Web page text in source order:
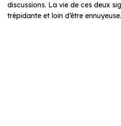
discussions. La vie de ces deux
trépidante et loin d’être ennuyeuse.